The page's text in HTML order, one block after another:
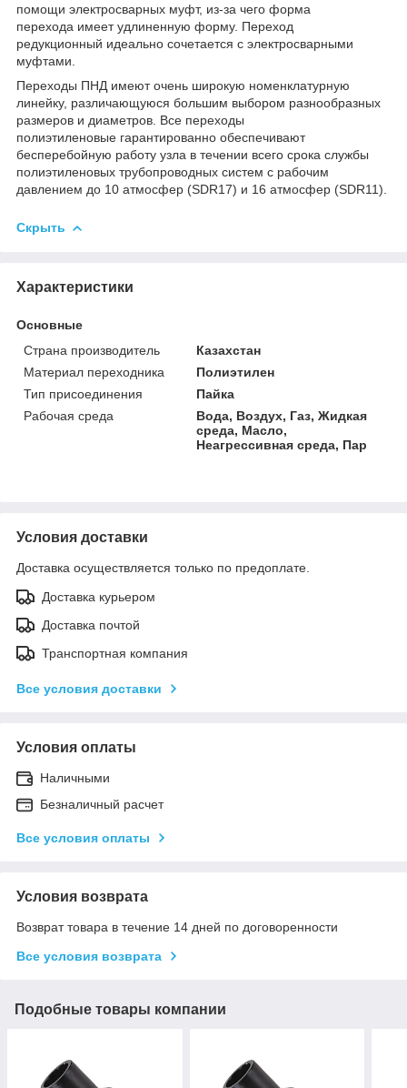
помощи электросварных муфт, из-за чего форма
перехода имеет удлиненную форму. Переход
редукционный идеально сочетается с электросварными
муфтами.
Переходы ПНД имеют очень широкую номенклатурную
линейку, различающуюся большим выбором разнообразных
размеров и диаметров. Все переходы
полиэтиленовые гарантированно обеспечивают
бесперебойную работу узла в течении всего срока службы
полиэтиленовых трубопроводных систем с рабочим
давлением до 10 атмосфер (SDR17) и 16 атмосфер (SDR11).
Скрыть
Характеристики
Основные
Страна производитель
Казахстан
Материал переходника
Полиэтилен
Тип присоединения
Пайка
Рабочая среда
Вода, Воздух, Газ, Жидкая
среда, Масло,
Неагрессивная среда, Пар
Условия доставки
Доставка осуществляется только по предоплате.
Доставка курьером
Доставка почтой
Транспортная компания
Все условия доставки
Условия оплаты
Наличными
Безналичный расчет
Все условия оплаты
Условия возврата
Возврат товара в течение 14 дней по договоренности
Все условия возврата
Подобные товары компании